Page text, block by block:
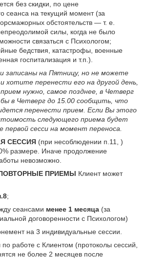
без скидки, по цене
сеанса на текущий момент (за
обстоятельств — т. е.
силы, когда не было
связаться с Психологом;
бедствия, катастрофы, военные
госпитализация и т.п.).
записаны на Пятницу, но не можете
хотите перенести его на другой день,
нужно, самое позднее, в Четверг
в Четверг до 15.00 сообщить, что
перенести прием. Если Вы этого
следующего приема будет
первой сесси на момент переноса.
СЕССИЯ (при несоблюдении п.11, )
размере. Иначе продолжение
невозможно.
ПРИЕМЫ Клиент может
;
сеансами менее 1 месяца (за
договоренности с Психологом)
на 3 индивидуальные сессии.
работе с Клиентом (протоколы сессий,
не более 2 месяцев после